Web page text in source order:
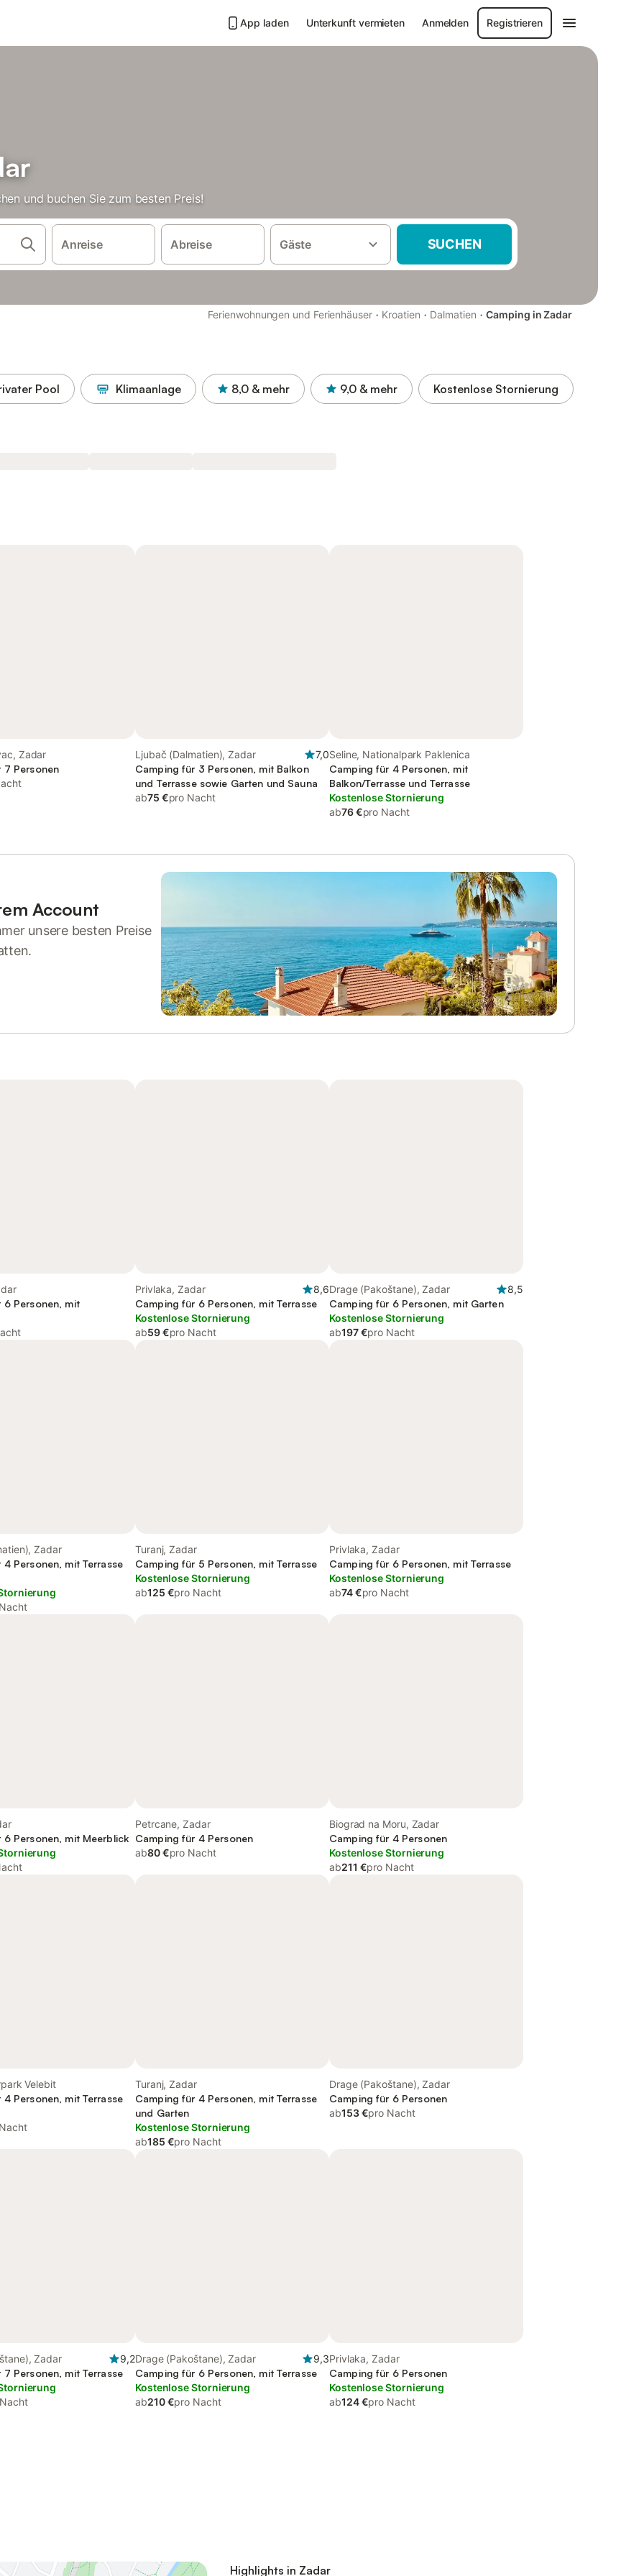
App laden Unterkunft vermieten Anmelden Registrieren
und buchen Sie zum besten Preis!
Anreise Abreise Gäste SUCHEN
Ferienwohnungen und Ferienhäuser · Kroatien · Dalmatien · Camping in Zadar
Pool Klimaanlage 8,0 & mehr 9,0 & mehr Kostenlose Stornierung
Zadar
7 Personen
Ljubač (Dalmatien), Zadar
7,0
Camping für 3 Personen, mit Balkon
und Terrasse sowie Garten und Sauna
ab75 €pro Nacht
Seline, Nationalpark Paklenica
Camping für 4 Personen, mit
Balkon/Terrasse und Terrasse
Kostenlose Stornierung
ab76 €pro Nacht
Account
unsere besten Preise
6 Personen, mit
Privlaka, Zadar
8,6
Camping für 6 Personen, mit Terrasse
Kostenlose Stornierung
ab59 €pro Nacht
Drage (Pakoštane), Zadar
8,5
Camping für 6 Personen, mit Garten
Kostenlose Stornierung
ab197 €pro Nacht
Zadar
Personen, mit Terrasse
Turanj, Zadar
Camping für 5 Personen, mit Terrasse
Kostenlose Stornierung
ab125 €pro Nacht
Privlaka, Zadar
Camping für 6 Personen, mit Terrasse
Kostenlose Stornierung
ab74 €pro Nacht
6 Personen, mit Meerblick
Petrcane, Zadar
Camping für 4 Personen
ab80 €pro Nacht
Biograd na Moru, Zadar
Camping für 4 Personen
Kostenlose Stornierung
ab211 €pro Nacht
Velebit
Personen, mit Terrasse
Turanj, Zadar
Camping für 4 Personen, mit Terrasse
und Garten
Kostenlose Stornierung
ab185 €pro Nacht
Drage (Pakoštane), Zadar
Camping für 6 Personen
ab153 €pro Nacht
Zadar
9,2
Personen, mit Terrasse
Drage (Pakoštane), Zadar
9,3
Camping für 6 Personen, mit Terrasse
Kostenlose Stornierung
ab210 €pro Nacht
Privlaka, Zadar
Camping für 6 Personen
Kostenlose Stornierung
ab124 €pro Nacht
Highlights in Zadar